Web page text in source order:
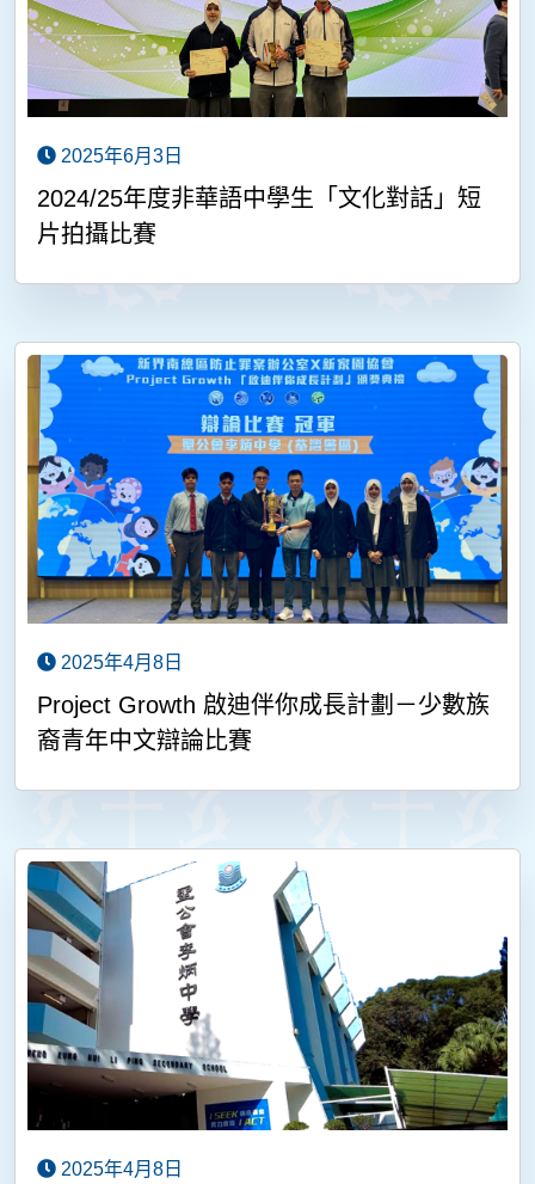
2025年6月3日
2024/25年度非華語中學生「文化對話」短
片拍攝比賽
2025年4月8日
Project Growth 啟迪伴你成長計劃－少數族
裔青年中文辯論比賽
2025年4月8日